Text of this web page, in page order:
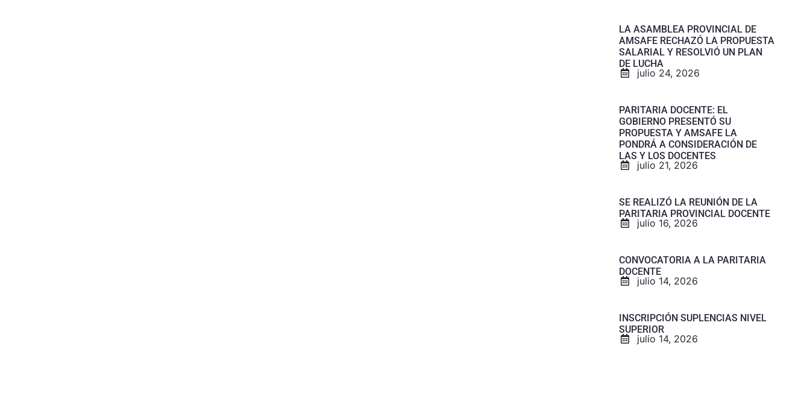
LA ASAMBLEA PROVINCIAL DE
AMSAFE RECHAZÓ LA PROPUESTA
SALARIAL Y RESOLVIÓ UN PLAN
DE LUCHA
julio 24, 2026
PARITARIA DOCENTE: EL
GOBIERNO PRESENTÓ SU
PROPUESTA Y AMSAFE LA
PONDRÁ A CONSIDERACIÓN DE
LAS Y LOS DOCENTES
julio 21, 2026
SE REALIZÓ LA REUNIÓN DE LA
PARITARIA PROVINCIAL DOCENTE
julio 16, 2026
CONVOCATORIA A LA PARITARIA
DOCENTE
julio 14, 2026
INSCRIPCIÓN SUPLENCIAS NIVEL
SUPERIOR
julio 14, 2026